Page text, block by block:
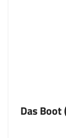
Das